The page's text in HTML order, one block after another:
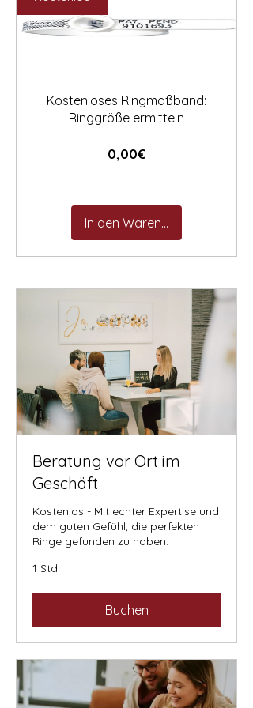
Kostenloses Ringmaßband:
Ringgröße ermitteln
0,00€Preis
In den Warenkorb
Beratung vor Ort im
Geschäft
Kostenlos - Mit echter Expertise und
dem guten Gefühl, die perfekten
Ringe gefunden zu haben.
1 Std.
Buchen